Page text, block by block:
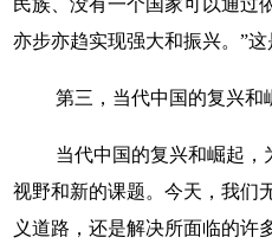
亦步亦趋实现强大和振兴。”
第三，当代中国的复兴和
当代中国的复兴和崛起，
视野和新的课题。今天，我们
义道路，还是解决所面临的许